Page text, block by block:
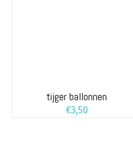
tijger ballonnen
€3,50